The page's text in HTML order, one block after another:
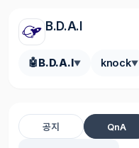
B.D.A.I
🤖B.D.A.I▼ knock▼
공지 QnA